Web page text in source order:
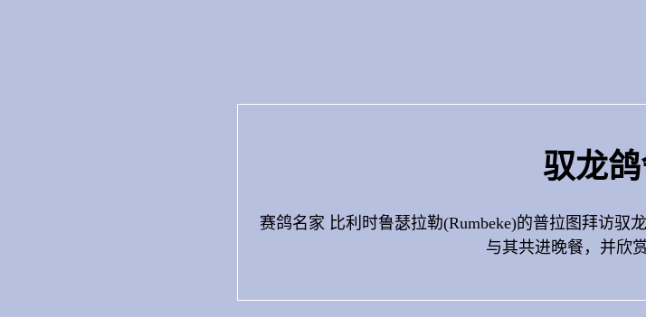
驭龙
赛鸽名家 比利时鲁瑟拉勒(Rumbeke)的普拉图拜访驭
与其共进晚餐，并欣